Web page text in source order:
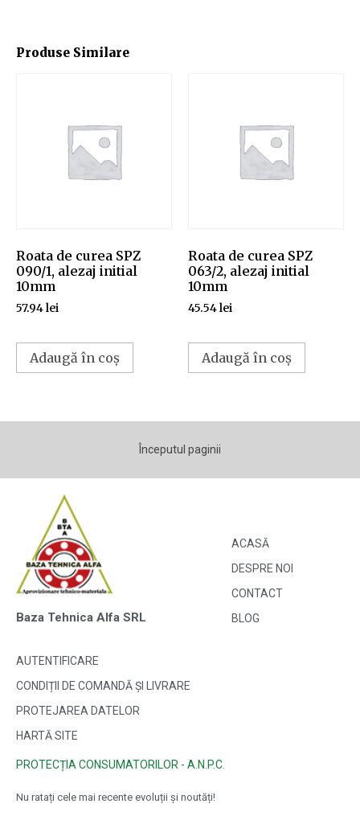
Produse Similare
Roata de curea SPZ
090/1, alezaj initial
10mm
57.94lei
Adaugă în coș
Roata de curea SPZ
063/2, alezaj initial
10mm
45.54lei
Adaugă în coș
Începutul paginii
Baza Tehnica Alfa SRL
ACASĂ
DESPRE NOI
CONTACT
BLOG
AUTENTIFICARE
CONDIȚII DE COMANDĂ ȘI LIVRARE
PROTEJAREA DATELOR
HARTĂ SITE
PROTECȚIA CONSUMATORILOR - A.N.P.C.
Nu ratați cele mai recente evoluții și noutăți!